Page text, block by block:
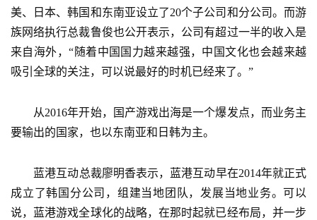
中
文
(
中
美、日本、韩国和东南亚设立了20个子公司和分公司。而游
族网络执行总裁鲁俊也公开表示，公司有超过一半的收入是
来自海外，“随着中国国力越来越强，中国文化也会越来越
吸引全球的关注，可以说最好的时机已经来了。”
从2016年开始，国产游戏出海是一个爆发点，而业务主
要输出的国家，也以东南亚和日韩为主。
蓝港互动总裁廖明香表示，蓝港互动早在2014年就正式
成立了韩国分公司，组建当地团队，发展当地业务。可以
说，蓝港游戏全球化的战略，在那时起就已经布局，并一步